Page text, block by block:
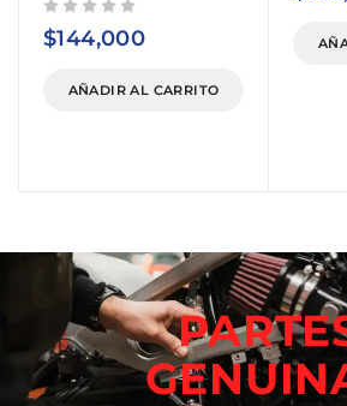
$144,000
AÑADIR AL CARRITO